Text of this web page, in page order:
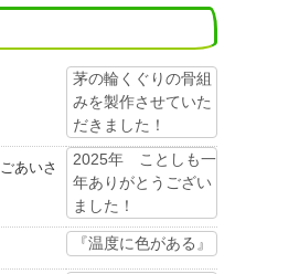
茅の輪くぐりの骨組
みを製作させていた
だきました！
2025年 ことしも一
年ありがとうござい
ました！
『温度に色がある』